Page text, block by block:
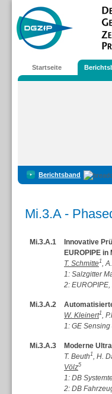
Startseite
Berichtsband
Mi.3.A -
Mi.3.A.1
Innovative
EUROPIPE in
T. Schmitte1 ,
1: Salzgitter
2:
Mi.3.A.2
W. Kleinert1 ,
1: GE
Mi.3.A.3
Moderne
T. Beuth1 , H.
Völz5
1: DB
2: DB